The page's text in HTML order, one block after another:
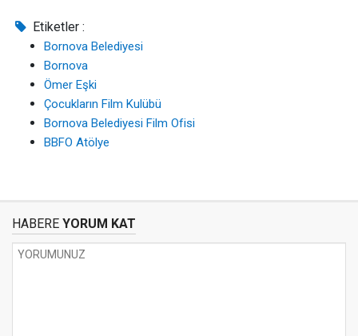
Etiketler :
Bornova Belediyesi
Bornova
Ömer Eşki
Çocukların Film Kulübü
Bornova Belediyesi Film Ofisi
BBFO Atölye
HABERE YORUM KAT